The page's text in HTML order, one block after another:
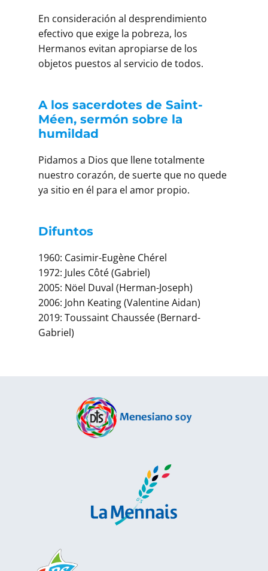
En consideración al desprendimiento
efectivo que exige la pobreza, los
Hermanos evitan apropiarse de los
objetos puestos al servicio de todos.
A los sacerdotes de Saint-
Méen, sermón sobre la
humildad
Pidamos a Dios que llene totalmente
nuestro corazón, de suerte que no quede
ya sitio en él para el amor propio.
Difuntos
1960: Casimir-Eugène Chérel
1972: Jules Côté (Gabriel)
2005: Nöel Duval (Herman-Joseph)
2006: John Keating (Valentine Aidan)
2019: Toussaint Chaussée (Bernard-
Gabriel)